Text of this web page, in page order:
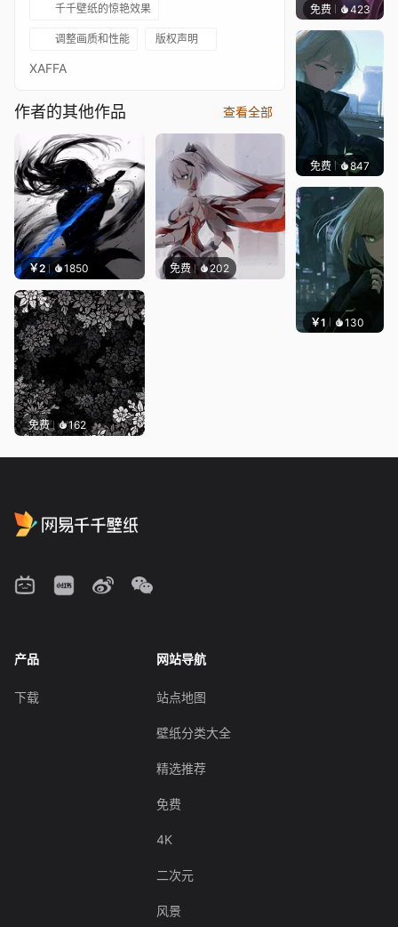
千千壁纸的惊艳效果
调整画质和性能 版权声明
XAFFA
作者的其他作品 查看全部
￥2 1850 免费 202
免费 162
免费 423辰东
免费 847辰东
￥1 130
产品
下载
网站导航
站点地图
壁纸分类大全
精选推荐
免费
4K
二次元
风景